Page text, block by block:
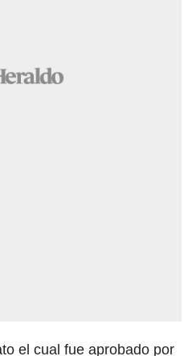
el cual fue aprobado por